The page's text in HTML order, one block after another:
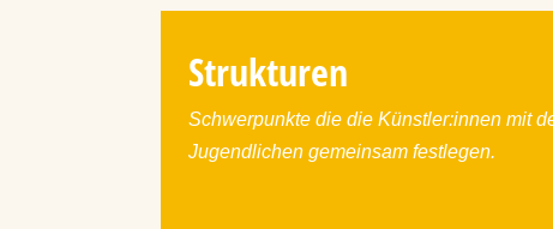
Strukturen
Schwerpunkte die die Künstler:innen mit
Jugendlichen gemeinsam festlegen.